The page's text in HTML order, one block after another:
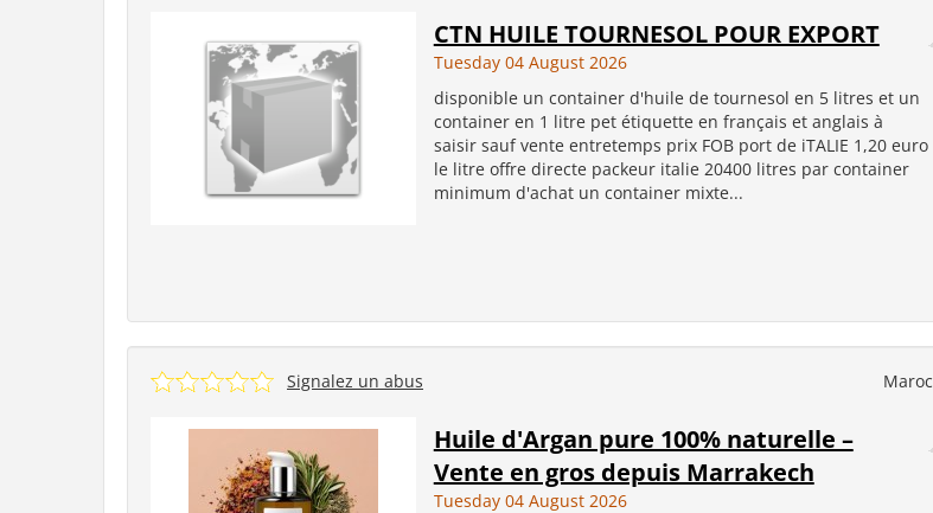
CTN HUILE TOURNESOL POUR EXPORT
Tuesday 04 August 2026
disponible un container d'huile de tournesol en 5 litres et un
container en 1 litre pet étiquette en français et anglais à
saisir sauf vente entretemps prix FOB port de iTALIE 1,20 euro
le litre offre directe packeur italie 20400 litres par container
minimum d'achat un container mixte...
Maroc
Signalez un abus
Huile d'Argan pure 100% naturelle –
Vente en gros depuis Marrakech
Tuesday 04 August 2026